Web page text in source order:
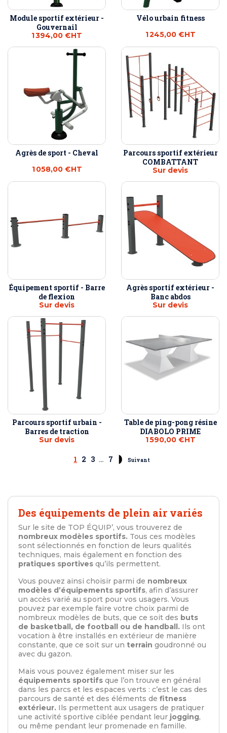
Module sportif extérieur -
Gouvernail
1 394,00 €HT
Vélo urbain fitness
1 245,00 €HT
Agrès de sport - Cheval
1 058,00 €HT
Parcours sportif extérieur
COMBATTANT
Sur devis
Équipement sportif - Barre
de flexion
Sur devis
Agrès sportif extérieur -
Banc abdos
Sur devis
Parcours sportif urbain -
Barres de traction
Sur devis
Table de ping-pong résine
DIABOLO PRIME
1 590,00 €HT
1 2 3 … 7 Suivant
Des équipements de plein air variés
Sur le site de TOP ÉQUIP’, vous trouverez de
nombreux modèles sportifs. Tous ces modèles
sont sélectionnés en fonction de leurs qualités
techniques, mais également en fonction des
pratiques sportives qu’ils permettent.
Vous pouvez ainsi choisir parmi de nombreux
modèles d’équipements sportifs, afin d’assurer
un accès varié au sport pour vos usagers. Vous
pouvez par exemple faire votre choix parmi de
nombreux modèles de buts, que ce soit des buts
de basketball, de football ou de handball. Ils ont
vocation à être installés en extérieur de manière
constante, que ce soit sur un terrain goudronné ou
avec du gazon.
Mais vous pouvez également miser sur les
équipements sportifs que l’on trouve en général
dans les parcs et les espaces verts : c’est le cas des
parcours de santé et des éléments de fitness
extérieur. Ils permettent aux usagers de pratiquer
une activité sportive ciblée pendant leur jogging,
ou même pendant leur promenade en famille.